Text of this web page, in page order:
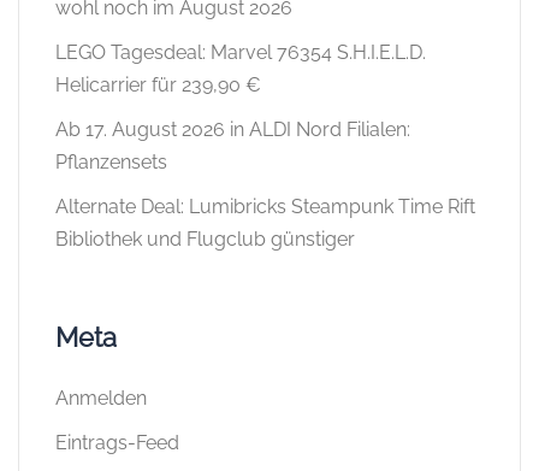
wohl noch im August 2026
LEGO Tagesdeal: Marvel 76354 S.H.I.E.L.D.
Helicarrier für 239,90 €
Ab 17. August 2026 in ALDI Nord Filialen:
Pflanzensets
Alternate Deal: Lumibricks Steampunk Time Rift
Bibliothek und Flugclub günstiger
Meta
Anmelden
Eintrags-Feed